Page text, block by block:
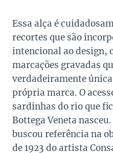
Essa alça é
recortes que são
intencional ao design,
marcações gravadas
verdadeiramente
própria marca. O
sardinhas do rio que
Bottega Veneta
buscou referência na
de 1923 do artista